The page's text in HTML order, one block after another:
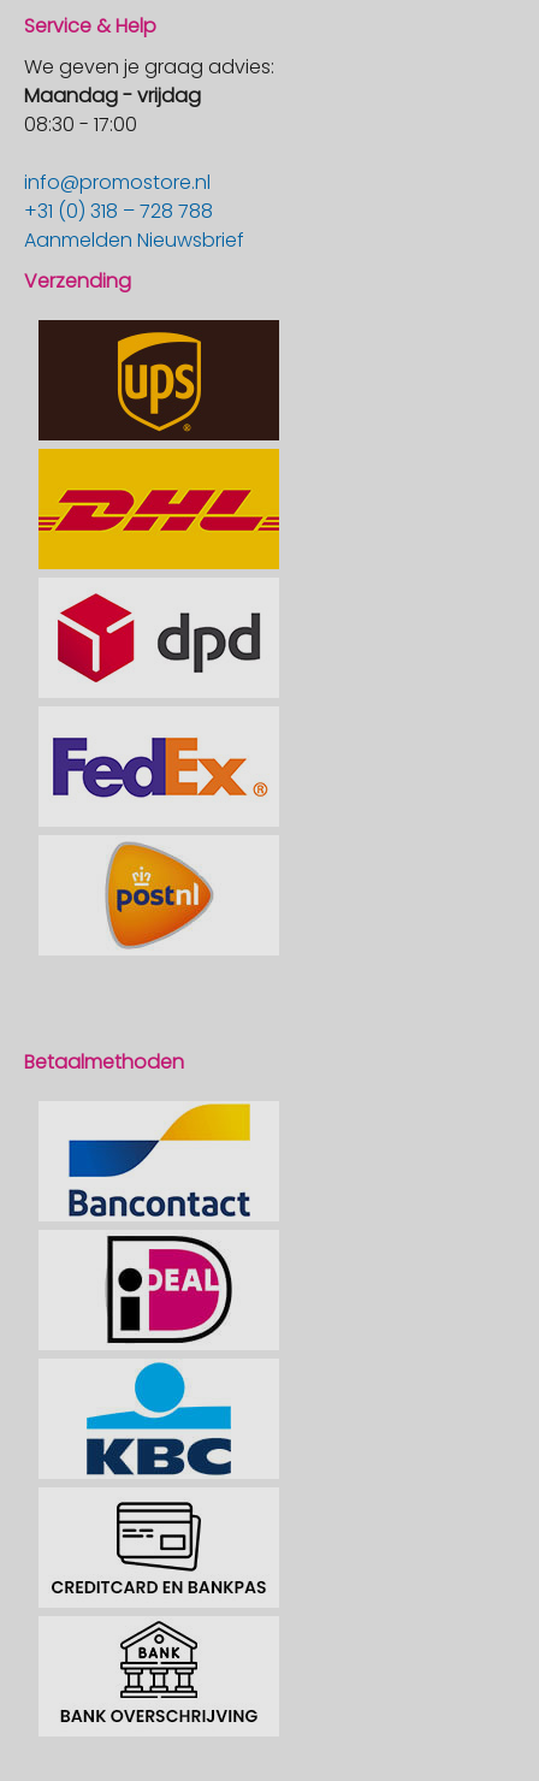
Service & Help
We geven je graag advies:
Maandag - vrijdag
08:30 - 17:00
info@promostore.nl
+31 (0) 318 – 728 788
Aanmelden Nieuwsbrief
Verzending
Betaalmethoden